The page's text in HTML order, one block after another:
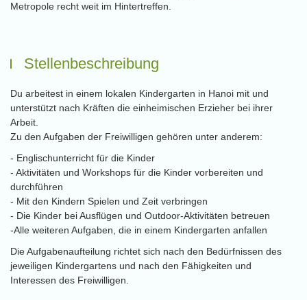
Metropole recht weit im Hintertreffen.
Stellenbeschreibung
Du arbeitest in einem lokalen Kindergarten in Hanoi mit und
unterstützt nach Kräften die einheimischen Erzieher bei ihrer
Arbeit.
Zu den Aufgaben der Freiwilligen gehören unter anderem:
- Englischunterricht für die Kinder
- Aktivitäten und Workshops für die Kinder vorbereiten und
durchführen
- Mit den Kindern Spielen und Zeit verbringen
- Die Kinder bei Ausflügen und Outdoor-Aktivitäten betreuen
-Alle weiteren Aufgaben, die in einem Kindergarten anfallen
Die Aufgabenaufteilung richtet sich nach den Bedürfnissen des
jeweiligen Kindergartens und nach den Fähigkeiten und
Interessen des Freiwilligen.